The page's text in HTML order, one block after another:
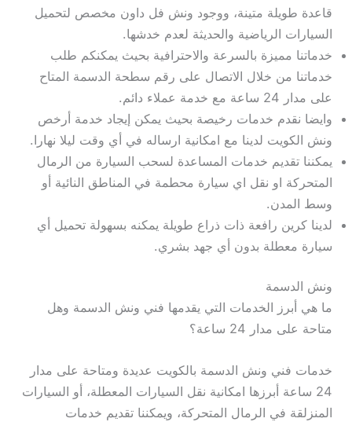
قاعدة طويلة متينة، ووجود ونش فل داون مخصص لتحميل
السيارات الرياضية والحديثة لعدم خدشها.
خدماتنا مميزة بالسرعة والاحترافية بحيث يمكنكم طلب
خدماتنا من خلال الاتصال على رقم سطحة الدسمة المتاح
على مدار 24 ساعة مع خدمة عملاء دائم.
وايضا نقدم خدمات رخيصة بحيث يمكن إيجاد خدمة أرخص
ونش الكويت لدينا مع امكانية ارساله في أي وقت ليلا نهارا.
يمكننا تقديم خدمات المساعدة لسحب السيارة من الرمال
المتحركة او نقل اي سيارة محطمة في المناطق النائية أو
وسط المدن.
لدينا كرين رافعة ذات ذراع طويلة يمكنه بسهولة تحميل أي
سيارة معطلة بدون أي جهد بشري.
ونش الدسمة
ما هي أبرز الخدمات التي يقدمها فني ونش الدسمة وهل
متاحة على مدار 24 ساعة؟
خدمات فني ونش الدسمة بالكويت عديدة ومتاحة على مدار
24 ساعة أبرزها امكانية نقل السيارات المعطلة، أو السيارات
المنزلقة في الرمال المتحركة، ويمكننا تقديم خدمات